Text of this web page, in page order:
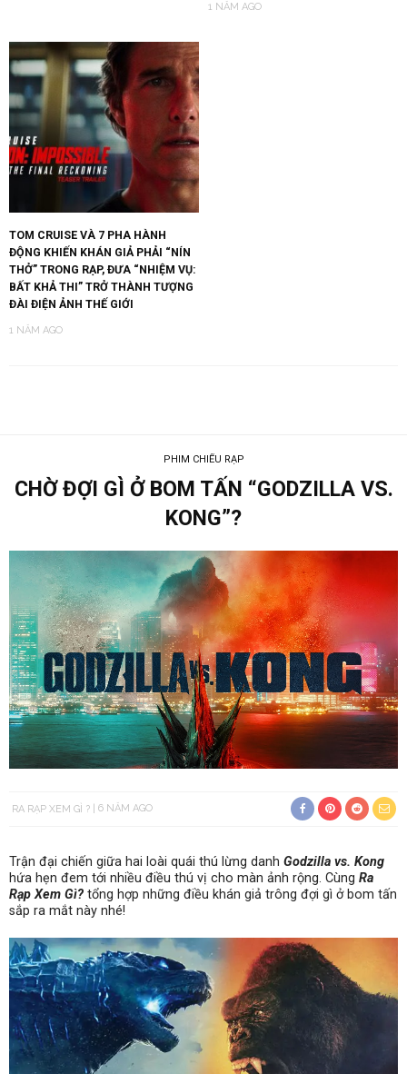
1 NĂM AGO
TOM CRUISE VÀ 7 PHA HÀNH
ĐỘNG KHIẾN KHÁN GIẢ PHẢI “NÍN
THỞ” TRONG RẠP, ĐƯA “NHIỆM VỤ:
BẤT KHẢ THI” TRỞ THÀNH TƯỢNG
ĐÀI ĐIỆN ẢNH THẾ GIỚI
1 NĂM AGO
PHIM CHIẾU RẠP
CHỜ ĐỢI GÌ Ở BOM TẤN “GODZILLA VS.
KONG”?
RA RẠP XEM GÌ ? 6 NĂM AGO
Trận đại chiến giữa hai loài quái thú lừng danh Godzilla vs. Kong
hứa hẹn đem tới nhiều điều thú vị cho màn ảnh rộng. Cùng Ra
Rạp Xem Gì? tổng hợp những điều khán giả trông đợi gì ở bom tấn
sắp ra mắt này nhé!